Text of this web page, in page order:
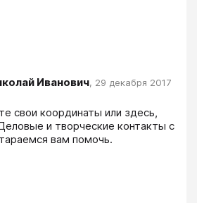
Иванович, 29 декабря 2017
свои координаты или здесь,
и творческие контакты с
вам помочь.